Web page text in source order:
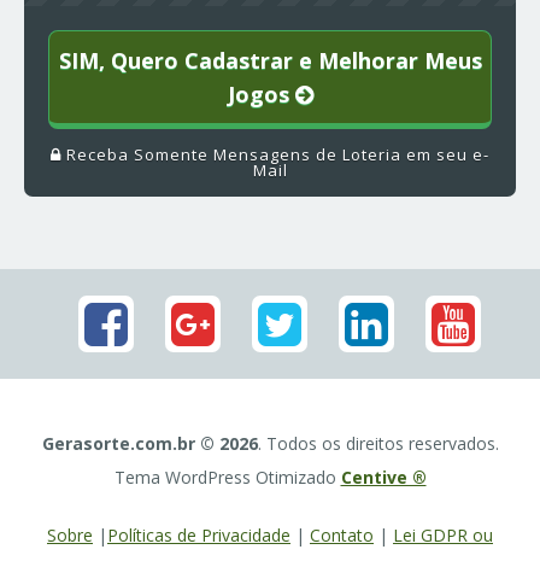
SIM, Quero Cadastrar e Melhorar Meus
Jogos
Receba Somente Mensagens de Loteria em seu e-
Mail
Gerasorte.com.br © 2026. Todos os direitos reservados.
Tema WordPress Otimizado Centive ®
Sobre | Políticas de Privacidade | Contato | Lei GDPR ou